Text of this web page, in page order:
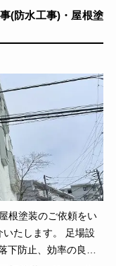
(防水工事)・屋根塗
根塗装のご依頼をい
たします。 足場設
下防止、効率の良い